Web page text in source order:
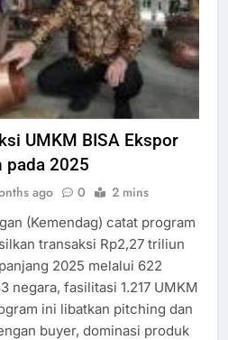
UMKM BISA Ekspor
pada 2025
ago 0 2 mins
(Kemendag) catat program
transaksi Rp2,27 triliun
2025 melalui 622
negara, fasilitasi 1.217 UMKM
ini libatkan pitching dan
buyer, dominasi produk